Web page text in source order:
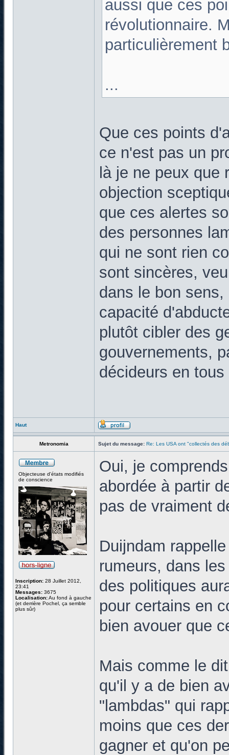
aussi que ces
révolutionnaire.
particulièrement
...
Que ces points
ce n'est pas un
là je ne peux que
objection
que ces alertes
des personnes
qui ne sont rien
sont sincères,
dans le bon
capacité
plutôt cibler des
gouvernements,
décideurs en
Haut
Metronomia Sujet du message: Re: Les USA ont "collectés des
Objecteuse d'états modifiés
de conscience
Inscription: 28 Juillet 2012,
23:41
Messages: 3675
Localisation:Au fond à gauche
(et derrière Pochel, ça semble
plus sûr)
Oui, je
abordée à partir
pas de vraiment
Duijndam
rumeurs, dans
des politiques
pour certains en
bien avouer que
Mais comme le
qu'il y a de bien
"lambdas" qui
moins que ces
gagner et qu'on